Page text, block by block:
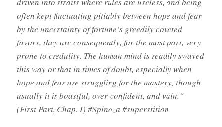
often kept fluctuating pitiably between hope and fear
by the uncertainty of fortune’s greedily coveted
favors, they are consequently, for the most part, very
prone to credulity. The human mind is readily swayed
this way or that in times of doubt, especially when
hope and fear are struggling for the mastery, though
usually it is boastful, over-confident, and vain.“
(First Part, Chap. I) #Spinoza #superstition